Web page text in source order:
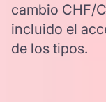
cambio CHF/
incluido el
de los tipos.